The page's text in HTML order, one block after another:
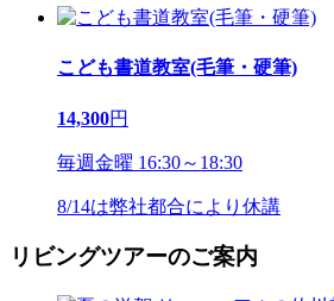
こども書道教室(毛筆・硬筆)
14,300円
毎週金曜 16:30～18:30
8/14は弊社都合により休講
リビングツアーのご案内